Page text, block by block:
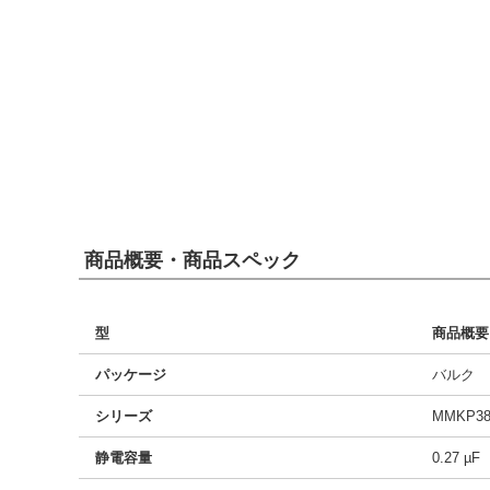
商品概要・商品スペック
型 商品概要
パッケージ バルク
シリーズ
静電容量 0.27 µF